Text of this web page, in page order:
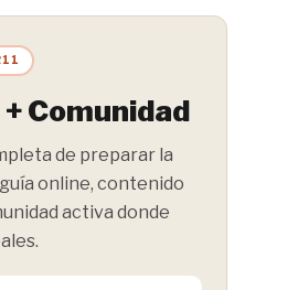
+ Comunidad
de preparar la
online, contenido
activa donde